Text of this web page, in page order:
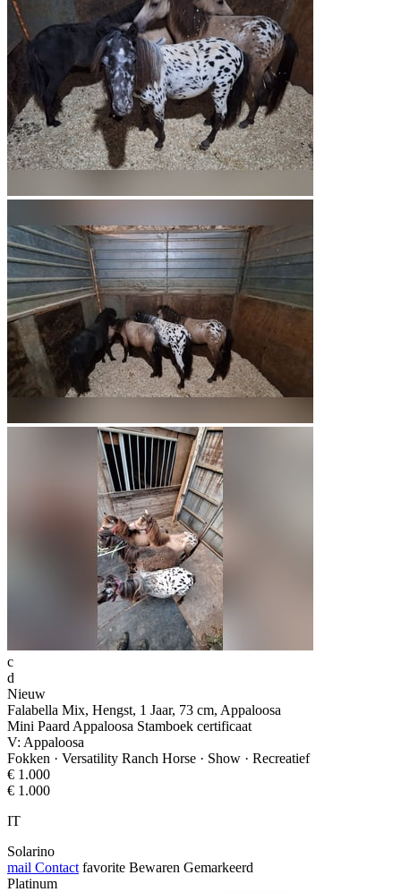
c
d
Nieuw
Falabella Mix, Hengst, 1 Jaar, 73 cm, Appaloosa
Mini Paard Appaloosa Stamboek certificaat
V: Appaloosa
Fokken · Versatility Ranch Horse · Show · Recreatief
€ 1.000
€ 1.000
IT
Solarino
mail Contact favorite Bewaren Gemarkeerd
Platinum